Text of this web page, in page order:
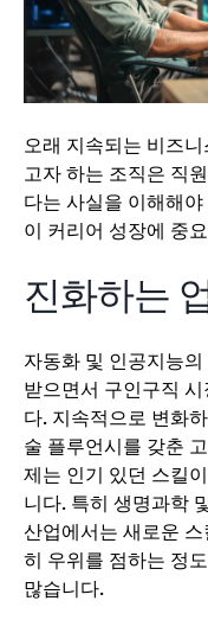
오래 지속되는 비즈
고자 하는 조직은 직
다는 사실을 이해해
이 커리어 성장에 중
진화하는
자동화 및 인공지능
받으면서 구인구직
다. 지속적으로 변화
술 플루언시를 갖춘
제는 인기 있던 스킬
니다. 특히 생명과학
산업에서는 새로운
히 우위를 점하는 정
많습니다.